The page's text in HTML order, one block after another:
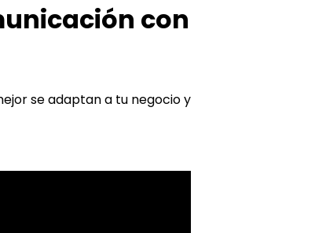
con
se adaptan a tu negocio y